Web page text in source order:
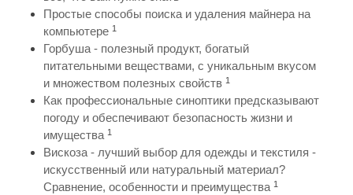
Простые способы поиска и удаления майнера на
компьютере 1
Горбуша - полезный продукт, богатый
питательными веществами, с уникальным вкусом
и множеством полезных свойств 1
Как профессиональные синоптики предсказывают
погоду и обеспечивают безопасность жизни и
имущества 1
Вискоза - лучший выбор для одежды и текстиля -
искусственный или натуральный материал?
Сравнение, особенности и преимущества 1